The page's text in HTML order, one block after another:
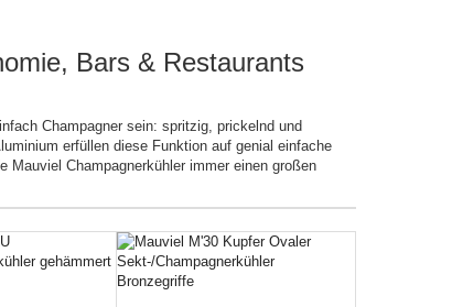
Bars & Restaurants
Champagner sein: spritzig, prickelnd und
erfüllen diese Funktion auf genial einfache
Champagnerkühler immer einen großen